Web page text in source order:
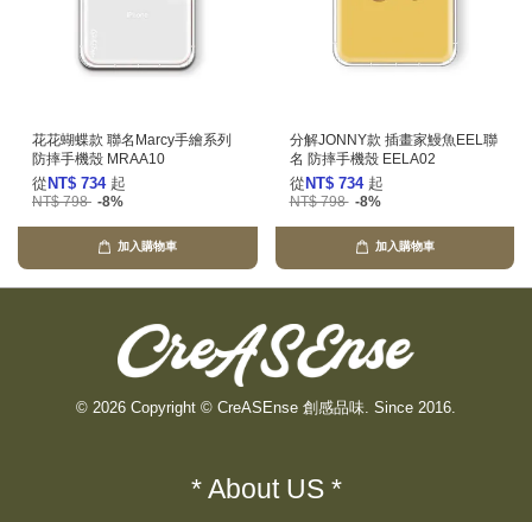
花花蝴蝶款 聯名Marcy手繪系列
防摔手機殼 MRAA10
從 NT$ 734 起
NT$ 798 -8%
加入購物車
分解JONNY款 插畫家鰻魚EEL聯
名 防摔手機殼 EELA02
從 NT$ 734 起
NT$ 798 -8%
加入購物車
© 2026 Copyright © CreASEnse 創感品味. Since 2016.
* About US *